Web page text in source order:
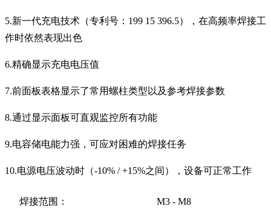
5.新一代充电技术（专利号：199 15 396.5），在高频率焊接工
作时依然表现出色
6.精确显示充电电压值
7.前面板表格显示了常用螺柱类型以及参考焊接参数
8.通过显示面板可直观监控所有功能
9.电容储电能力强，可应对困难的焊接任务
10.电源电压波动时（-10% / +15%之间），设备可正常工作
焊接范围： M3 - M8